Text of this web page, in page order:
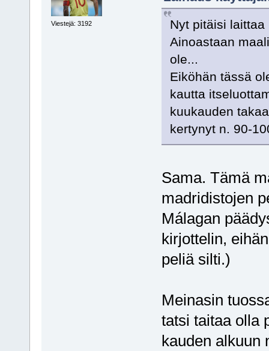
Viestejä: 3192
Nyt pitäisi
Ainoastaan
ole...
Eiköhän tässä
kautta
kuukauden
kertynyt n. 90-
Sama. Tämä
madridistojen
Málagan
kirjottelin,
peliä silti.)
Meinasin
tatsi taitaa olla
kauden alkuun